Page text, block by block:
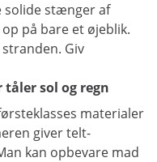
solide stænger af
på bare et øjeblik.
Giv
sol og regn
materialer
giver telt-
kan opbevare mad